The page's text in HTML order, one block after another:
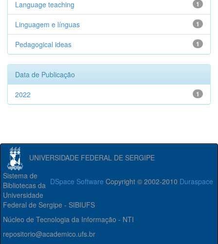
1
Language teaching
1
Linguagem e línguas
1
Pedagogical ideas
Data de Publicação
1
2022
UNIVERSIDADE FEDERAL DE SERGIPE
DSpace Software Copyright © 2002-2010 Duraspace
Sistema de
Bibliotecas da
Universidade
Federal de Sergipe - SIBIUFS
Núcleo de Tecnologia da Informação - NTI
repositorio@academico.ufs.br